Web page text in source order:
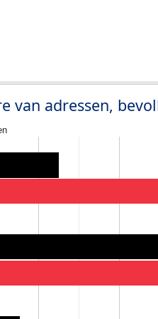
van adressen,